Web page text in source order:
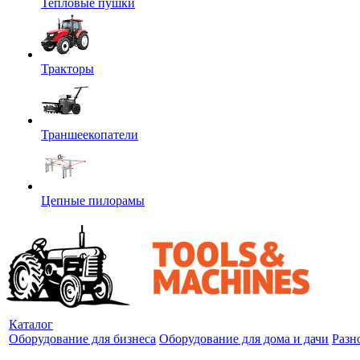
Тепловые пушки
Тракторы
Траншеекопатели
Цепные пилорамы
Каталог
Оборудование для бизнеса Оборудование для дома и дачи